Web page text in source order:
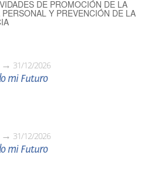
DE PROMOCIÓN DE LA
Y PREVENCIÓN DE LA
31/12/2026
mi Futuro
31/12/2026
mi Futuro